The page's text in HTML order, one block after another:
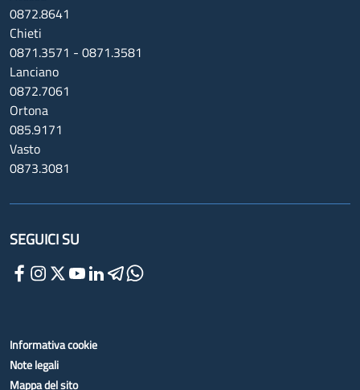
0872.8641
Chieti
0871.3571 - 0871.3581
Lanciano
0872.7061
Ortona
085.9171
Vasto
0873.3081
SEGUICI SU
Informativa cookie
Note legali
Mappa del sito